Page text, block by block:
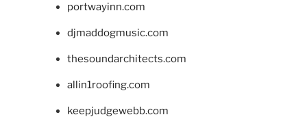
portwayinn.com
djmaddogmusic.com
thesoundarchitects.com
allin1roofing.com
keepjudgewebb.com